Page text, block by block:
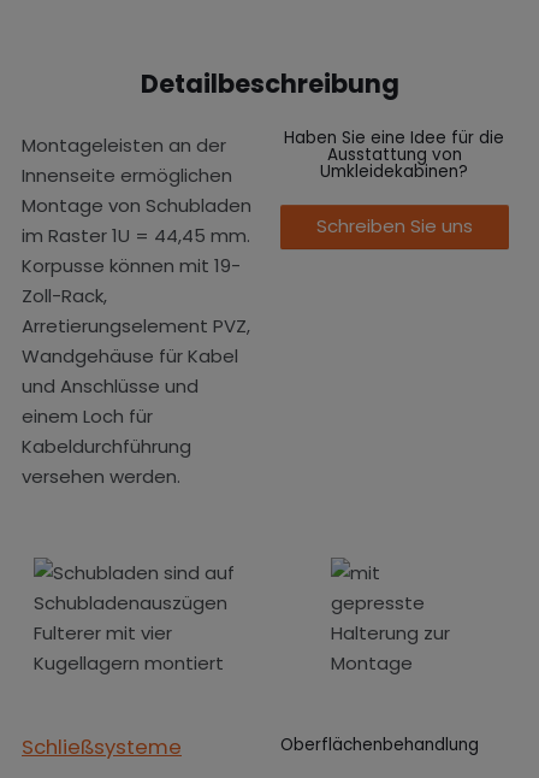
Detailbeschreibung
Montageleisten an der
Innenseite ermöglichen
Montage von Schubladen
im Raster 1U = 44,45 mm.
Korpusse können mit 19-
Zoll-Rack,
Arretierungselement PVZ,
Wandgehäuse für Kabel
und Anschlüsse und
einem Loch für
Kabeldurchführung
versehen werden.
Haben Sie eine Idee für die
Ausstattung von
Umkleidekabinen?
Schreiben Sie uns
Schließsysteme Oberflächenbehandlung